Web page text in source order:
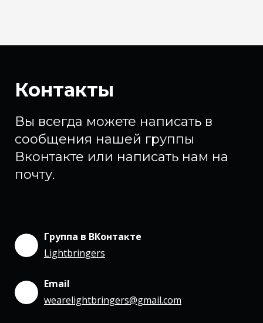
Контакты
Вы всегда можете написать в
сообщения нашей группы
Вконтакте или написать нам на
почту.
Группа в ВКонтакте
Lightbringers
Email
wearelightbringers@gmail.com